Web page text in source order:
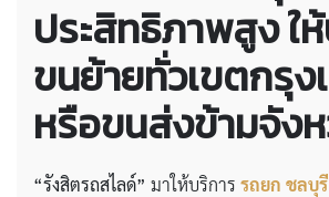
ประสิทธิภาพสูงใ
ขนย้ายทั่วเขตกรุง
หรือขนส่งข้ามจัง
“รังสิตรถสไลด์” มาให้บริการ รถยก ชลบุ